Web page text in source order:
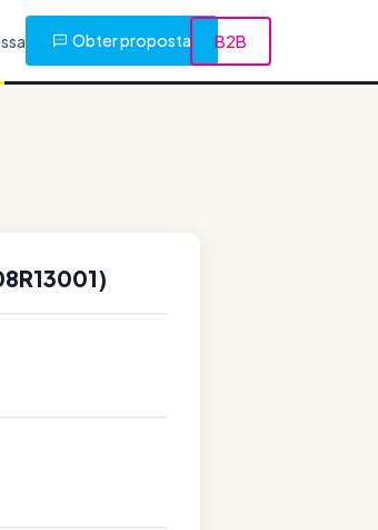
Obter proposta B2B